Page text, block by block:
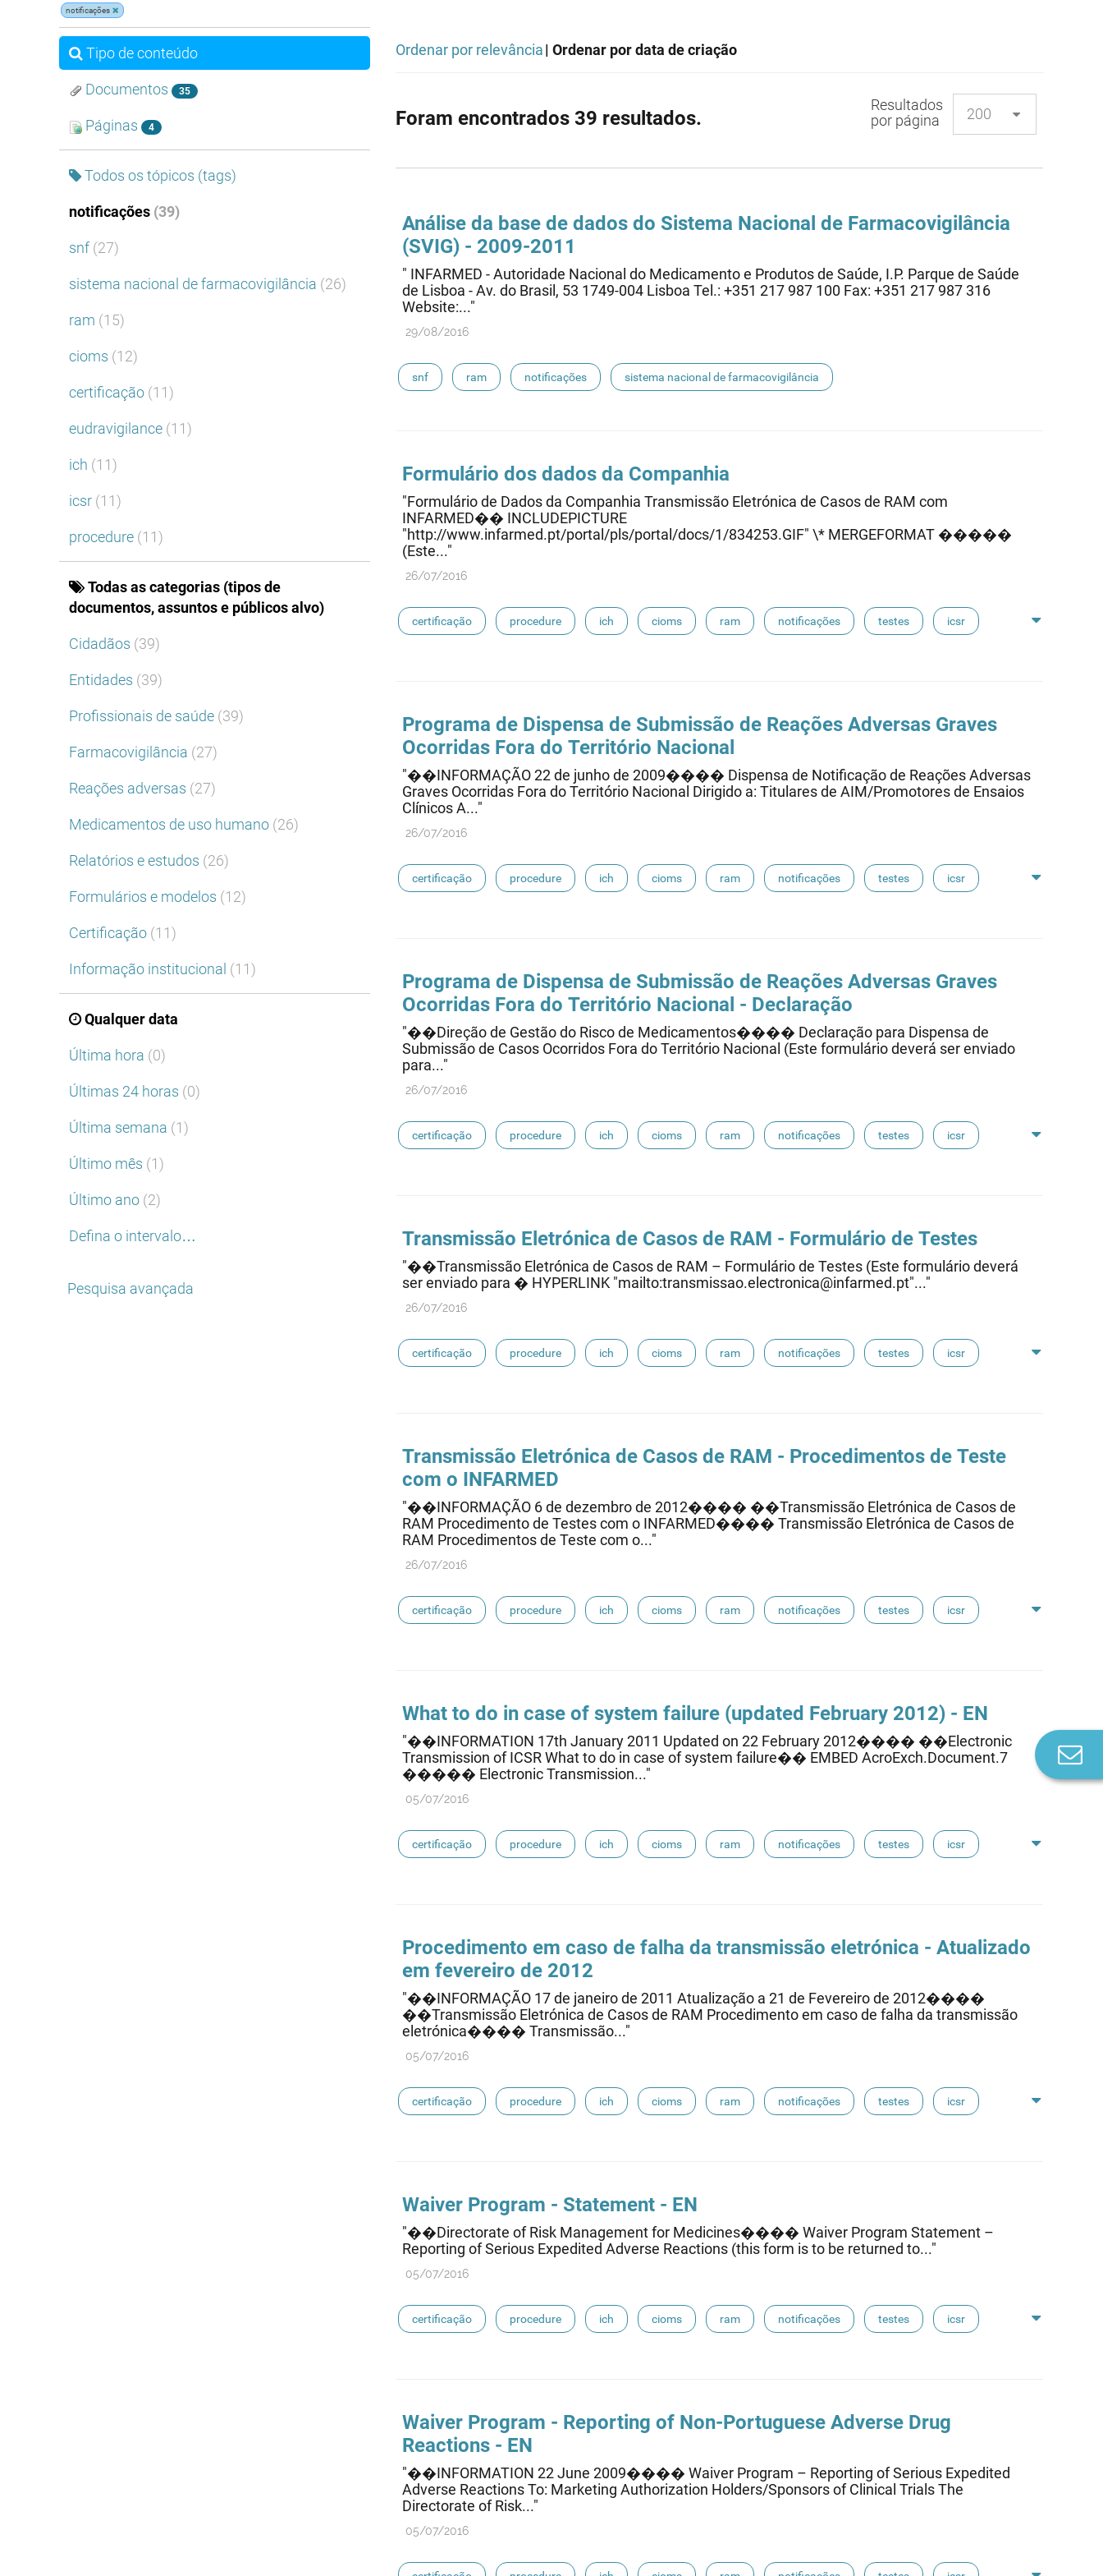
notificações
Tipo de conteúdo
Documentos 35
Páginas 4
Todos os tópicos (tags)
notificações (39)
snf (27)
sistema nacional de farmacovigilância (26)
ram (15)
cioms (12)
certificação (11)
eudravigilance (11)
ich (11)
icsr (11)
procedure (11)
Todas as categorias (tipos de
documentos, assuntos e públicos alvo)
Cidadãos (39)
Entidades (39)
Profissionais de saúde (39)
Farmacovigilância (27)
Reações adversas (27)
Medicamentos de uso humano (26)
Relatórios e estudos (26)
Formulários e modelos (12)
Certificação (11)
Informação institucional (11)
Qualquer data
Última hora (0)
Últimas 24 horas (0)
Última semana (1)
Último mês (1)
Último ano (2)
Defina o intervalo…
Pesquisa avançada
Ordenar por relevância| Ordenar por data de criação
Foram encontrados 39 resultados.
Resultados
por página
Análise da base de dados do Sistema Nacional de Farmacovigilância
(SVIG) - 2009-2011
" INFARMED - Autoridade Nacional do Medicamento e Produtos de Saúde, I.P. Parque de Saúde
de Lisboa - Av. do Brasil, 53 1749-004 Lisboa Tel.: +351 217 987 100 Fax: +351 217 987 316
Website:..."
29/08/2016
snf ram notificações sistema nacional de farmacovigilância
Formulário dos dados da Companhia
"Formulário de Dados da Companhia Transmissão Eletrónica de Casos de RAM com
INFARMED�� INCLUDEPICTURE
"http://www.infarmed.pt/portal/pls/portal/docs/1/834253.GIF" \* MERGEFORMAT �����
(Este..."
26/07/2016
certificação procedure ich cioms ram notificações testes icsr
Programa de Dispensa de Submissão de Reações Adversas Graves
Ocorridas Fora do Território Nacional
"��INFORMAÇÃO 22 de junho de 2009���� Dispensa de Notificação de Reações Adversas
Graves Ocorridas Fora do Território Nacional Dirigido a: Titulares de AIM/Promotores de Ensaios
Clínicos A..."
26/07/2016
certificação procedure ich cioms ram notificações testes icsr
Programa de Dispensa de Submissão de Reações Adversas Graves
Ocorridas Fora do Território Nacional - Declaração
"��Direção de Gestão do Risco de Medicamentos���� Declaração para Dispensa de
Submissão de Casos Ocorridos Fora do Território Nacional (Este formulário deverá ser enviado
para..."
26/07/2016
certificação procedure ich cioms ram notificações testes icsr
Transmissão Eletrónica de Casos de RAM - Formulário de Testes
"��Transmissão Eletrónica de Casos de RAM – Formulário de Testes (Este formulário deverá
ser enviado para � HYPERLINK "mailto:transmissao.electronica@infarmed.pt"..."
26/07/2016
certificação procedure ich cioms ram notificações testes icsr
Transmissão Eletrónica de Casos de RAM - Procedimentos de Teste
com o INFARMED
"��INFORMAÇÃO 6 de dezembro de 2012���� ��Transmissão Eletrónica de Casos de
RAM Procedimento de Testes com o INFARMED���� Transmissão Eletrónica de Casos de
RAM Procedimentos de Teste com o..."
26/07/2016
certificação procedure ich cioms ram notificações testes icsr
What to do in case of system failure (updated February 2012) - EN
"��INFORMATION 17th January 2011 Updated on 22 February 2012���� ��Electronic
Transmission of ICSR What to do in case of system failure�� EMBED AcroExch.Document.7
����� Electronic Transmission..."
05/07/2016
certificação procedure ich cioms ram notificações testes icsr
Procedimento em caso de falha da transmissão eletrónica - Atualizado
em fevereiro de 2012
"��INFORMAÇÃO 17 de janeiro de 2011 Atualização a 21 de Fevereiro de 2012����
��Transmissão Eletrónica de Casos de RAM Procedimento em caso de falha da transmissão
eletrónica���� Transmissão..."
05/07/2016
certificação procedure ich cioms ram notificações testes icsr
Waiver Program - Statement - EN
"��Directorate of Risk Management for Medicines���� Waiver Program Statement –
Reporting of Serious Expedited Adverse Reactions (this form is to be returned to..."
05/07/2016
certificação procedure ich cioms ram notificações testes icsr
Waiver Program - Reporting of Non-Portuguese Adverse Drug
Reactions - EN
"��INFORMATION 22 June 2009���� Waiver Program – Reporting of Serious Expedited
Adverse Reactions To: Marketing Authorization Holders/Sponsors of Clinical Trials The
Directorate of Risk..."
05/07/2016